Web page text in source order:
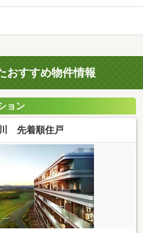
おすすめ物件情報
ョン
先着順住戸